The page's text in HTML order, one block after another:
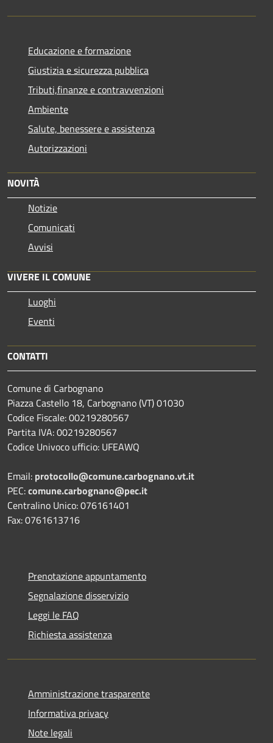
Educazione e formazione
Giustizia e sicurezza pubblica
Tributi,finanze e contravvenzioni
Ambiente
Salute, benessere e assistenza
Autorizzazioni
NOVITÀ
Notizie
Comunicati
Avvisi
VIVERE IL COMUNE
Luoghi
Eventi
CONTATTI
Comune di Carbognano
Piazza Castello 18, Carbognano (VT) 01030
Codice Fiscale: 00219280567
Partita IVA: 00219280567
Codice Univoco ufficio: UFEAWQ
Email: protocollo@comune.carbognano.vt.it
PEC:comune.carbognano@pec.it
Centralino Unico: 076161401
Fax: 0761613716
Prenotazione appuntamento
Segnalazione disservizio
Leggi le FAQ
Richiesta assistenza
Amministrazione trasparente
Informativa privacy
Note legali